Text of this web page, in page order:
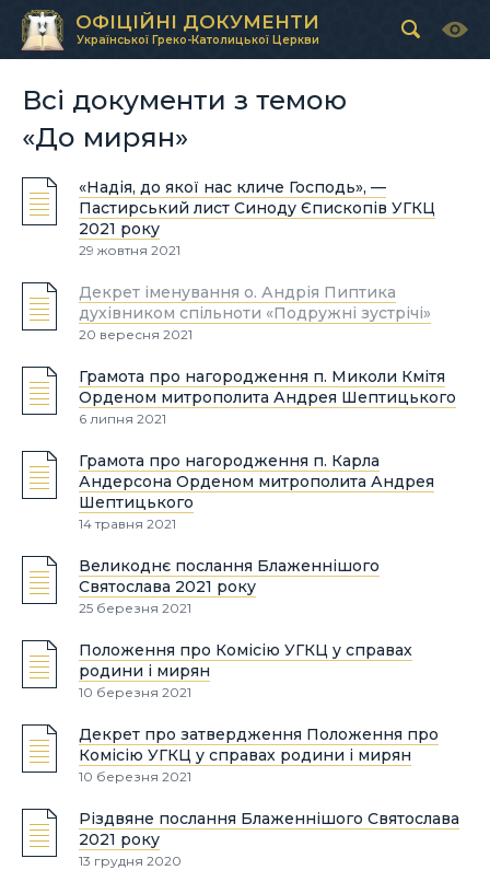
ОФІЦІЙНІ ДОКУМЕНТИ
Української Греко-Католицької Церкви
Всі документи з темою
«До мирян»
«Надія, до якої нас кличе Господь», —
Пастирський лист Синоду Єпископів УГКЦ
2021 року
29 жовтня 2021
Декрет іменування о. Андрія Пиптика
духівником спільноти «Подружні зустрічі»
20 вересня 2021
Грамота про нагородження п. Миколи Кмітя
Орденом митрополита Андрея Шептицького
6 липня 2021
Грамота про нагородження п. Карла
Андерсона Орденом митрополита Андрея
Шептицького
14 травня 2021
Великоднє послання Блаженнішого
Святослава 2021 року
25 березня 2021
Положення про Комісію УГКЦ у справах
родини і мирян
10 березня 2021
Декрет про затвердження Положення про
Комісію УГКЦ у справах родини і мирян
10 березня 2021
Різдвяне послання Блаженнішого Святослава
2021 року
13 грудня 2020